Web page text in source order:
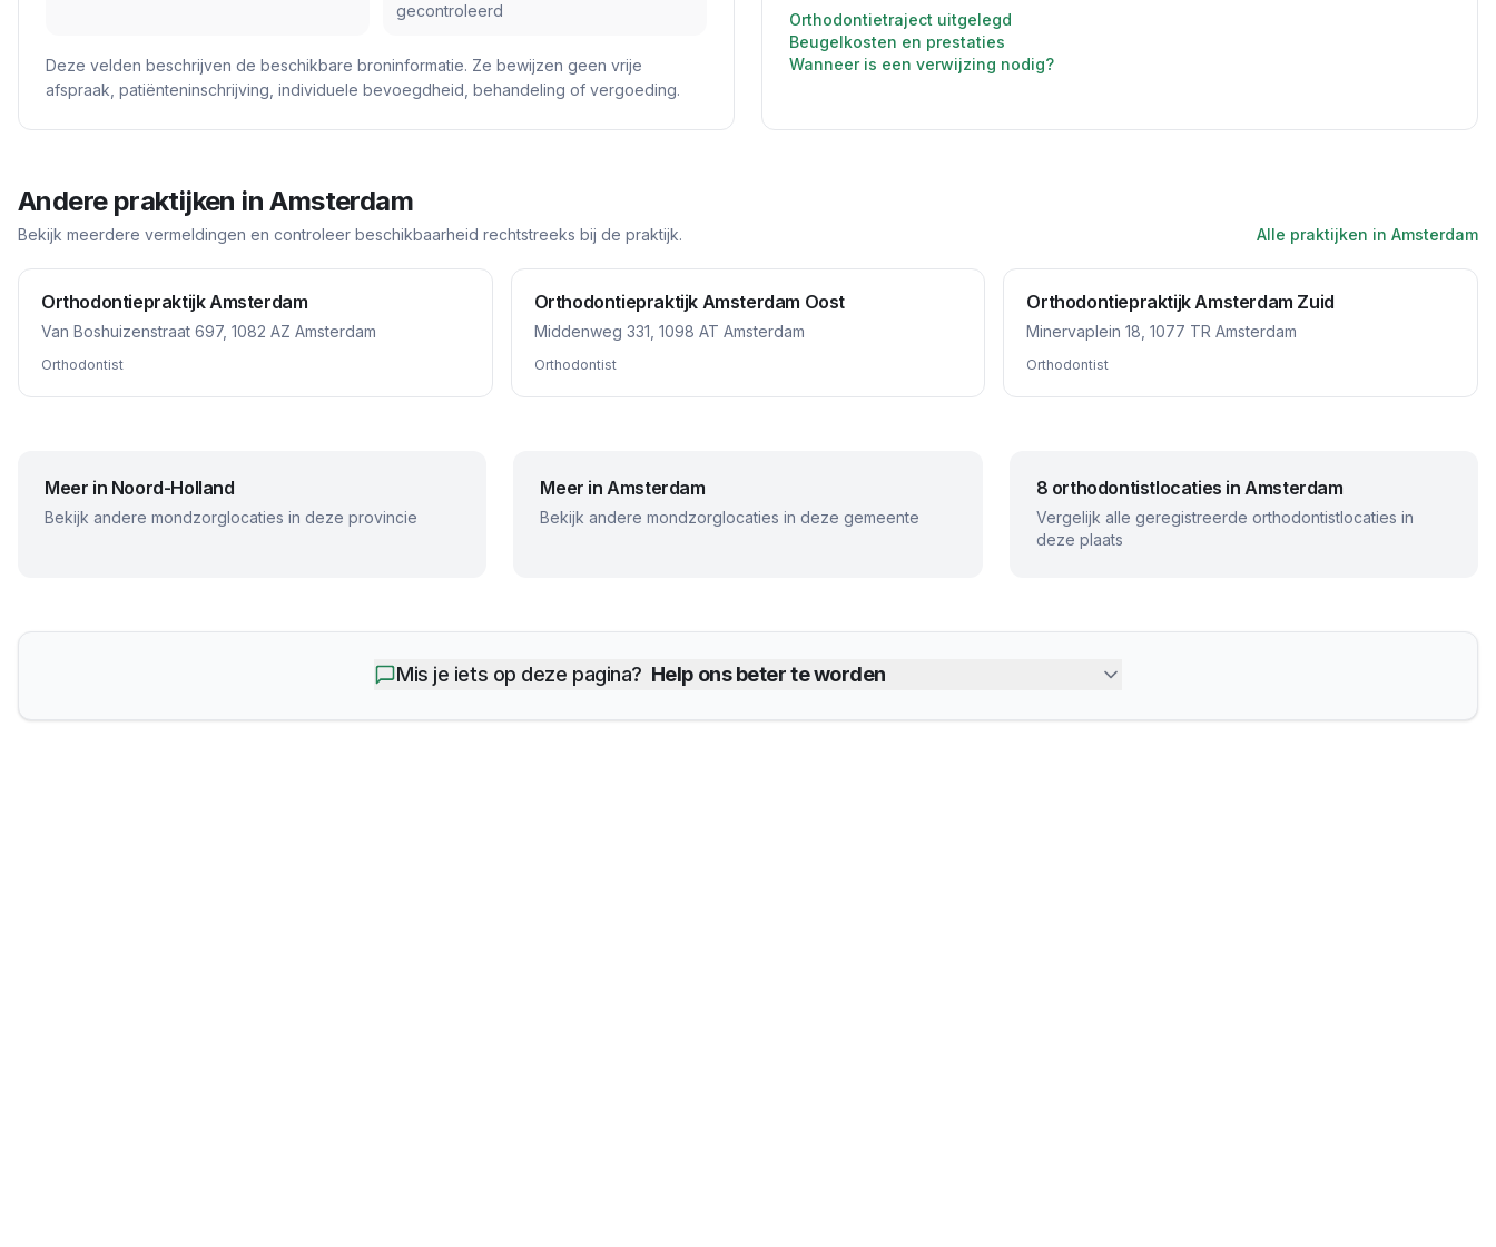
gecontroleerd
Deze velden beschrijven de beschikbare broninformatie. Ze bewijzen geen vrije
afspraak, patiënteninschrijving, individuele bevoegdheid, behandeling of vergoeding.
Orthodontietraject uitgelegd
Beugelkosten en prestaties
Wanneer is een verwijzing nodig?
Andere praktijken inAmsterdam
Bekijk meerdere vermeldingen en controleer beschikbaarheid rechtstreeks bij de praktijk. Alle praktijken in Amsterdam
Orthodontiepraktijk Amsterdam
Van Boshuizenstraat 697, 1082 AZ Amsterdam
Orthodontist
Orthodontiepraktijk Amsterdam Oost
Middenweg 331, 1098 AT Amsterdam
Orthodontist
Orthodontiepraktijk Amsterdam Zuid
Minervaplein 18, 1077 TR Amsterdam
Orthodontist
Meer in Noord-Holland
Bekijk andere mondzorglocaties in deze provincie
Meer inAmsterdam
Bekijk andere mondzorglocaties in deze gemeente
8 orthodontistlocaties in Amsterdam
Vergelijk alle geregistreerde orthodontistlocaties in
deze plaats
Mis je iets op deze pagina? Help ons beter te worden